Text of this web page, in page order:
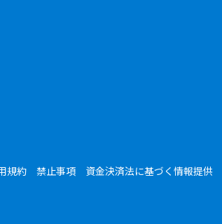
規約 禁止事項 資金決済法に基づく情報提供